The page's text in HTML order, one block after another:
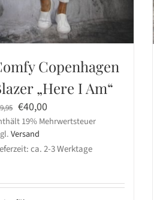
Copenhagen
„Here I Am“
Ursprünglicher
Preis
war:
€79,95
€40,00Aktueller
Preis
€40,00.
19% Mehrwertsteuer
Versand
ca. 2-3 Werktage